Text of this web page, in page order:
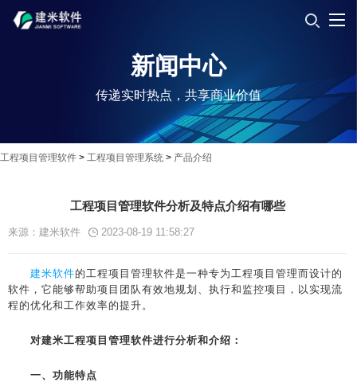
新闻中心
传递实时热点，共享商业价值
工程项目管理软件 > 工程项目管理系统 > 产品介绍
工程项目管理软件分析及特点介绍有哪些
来源：建米软件 2023-08-19 11:58:27
建米软件的工程项目管理软件是一种专为工程项目管理而设计的
软件，它能够帮助项目团队有效地规划、执行和监控项目，以实现流
程的优化和工作效率的提升。
对建米工程项目管理软件进行分析和介绍：
一、功能特点